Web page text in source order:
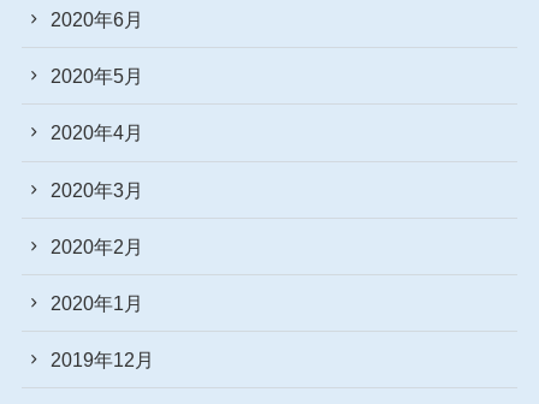
2020年6月
2020年5月
2020年4月
2020年3月
2020年2月
2020年1月
2019年12月